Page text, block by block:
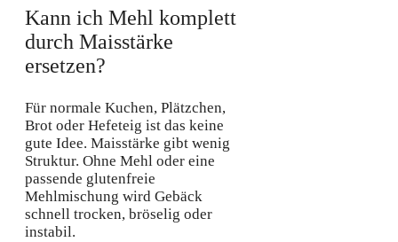
Kann ich Mehl komplett
durch Maisstärke
ersetzen?
Für normale Kuchen, Plätzchen,
Brot oder Hefeteig ist das keine
gute Idee. Maisstärke gibt wenig
Struktur. Ohne Mehl oder eine
passende glutenfreie
Mehlmischung wird Gebäck
schnell trocken, bröselig oder
instabil.